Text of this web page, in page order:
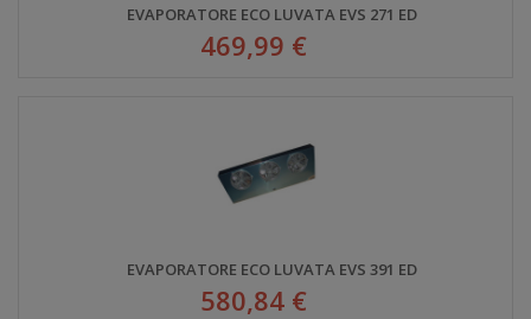
EVAPORATORE ECO LUVATA EVS 271 ED
469,99 €
EVAPORATORE ECO LUVATA EVS 391 ED
580,84 €